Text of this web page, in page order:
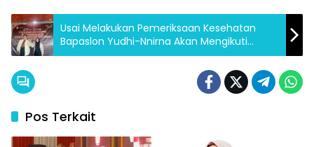
Usai Melakukan Pemeriksaan Kesehatan
Bapaslon Yudhi-Nnirna Akan Mengikuti
Semua Tahapan Pilwali Kota Kendari 2024
Pos Terkait